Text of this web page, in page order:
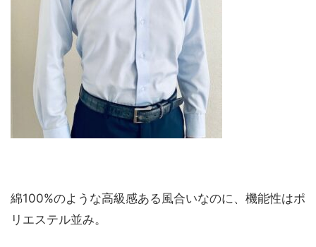
綿100%のような高級感ある風合いなのに、機能性はポ
リエステル並み。